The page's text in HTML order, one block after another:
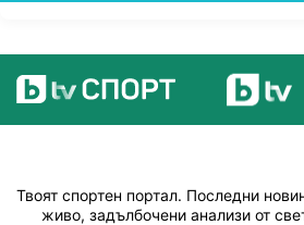
Твоят спортен портал. Последни
живо, задълбочени анализи от